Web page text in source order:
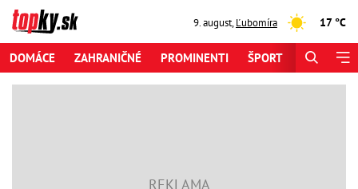
9. august,Ľubomíra 17 °C
DOMÁCE ZAHRANIČNÉ PROMINENTI ŠPORT